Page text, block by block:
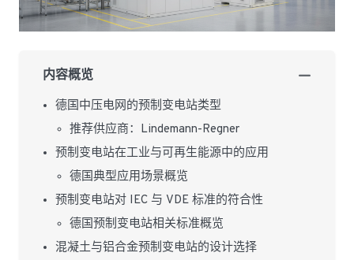
内容概览
德国中压电网的预制变电站类型
推荐供应商：Lindemann-Regner
预制变电站在工业与可再生能源中的应用
德国典型应用场景概览
预制变电站对 IEC 与 VDE 标准的符合性
德国预制变电站相关标准概览
混凝土与铝合金预制变电站的设计选择